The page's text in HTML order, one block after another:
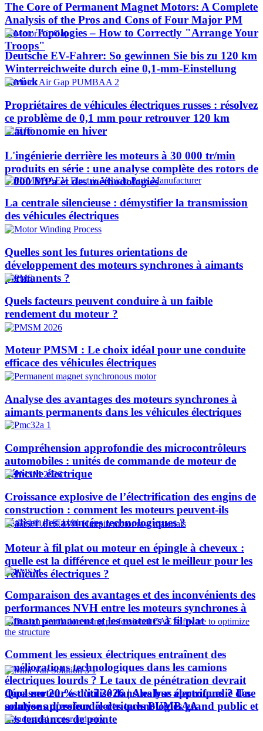
The Core of Permanent Magnet Motors: A Complete
Analysis of the Pros and Cons of Four Major PM
Rotor Topologies – How to Correctly "Arrange Your
Troops"
Deutsche EV-Fahrer: So gewinnen Sie bis zu 120 km
Winterreichweite durch eine 0,1-mm-Einstellung
zurück
Propriétaires de véhicules électriques russes : résolvez
ce problème de 0,1 mm pour retrouver 120 km
d'autonomie en hiver
L'ingénierie derrière les moteurs à 30 000 tr/min
produits en série : une analyse complète des rotors de
1 000 MPa et des méthodologies
La centrale silencieuse : démystifier la transmission
des véhicules électriques
Quelles sont les futures orientations de
développement des moteurs synchrones à aimants
permanents ?
Quels facteurs peuvent conduire à un faible
rendement du moteur ?
Moteur PMSM : Le choix idéal pour une conduite
efficace des véhicules électriques
Analyse des avantages des moteurs synchrones à
aimants permanents dans les véhicules électriques
Compréhension approfondie des microcontrôleurs
automobiles : unités de commande de moteur de
véhicule électrique
Croissance explosive de l’électrification des engins de
construction : comment les moteurs peuvent-ils
réaliser des avancées technologiques ?​
Moteur à fil plat ou moteur en épingle à cheveux :
quelle est la différence et quel est le meilleur pour les
véhicules électriques ?
Comparaison des avantages et des inconvénients des
performances NVH entre les moteurs synchrones à
aimant permanent et les moteurs à fil plat
Comment les essieux électriques entraînent des
améliorations technologiques dans les camions
électriques lourds ? Le taux de pénétration devrait
dépasser 20 % d’ici 2026 | Analyse approfondie des
solutions d'essieux électriques PUMBAA
Quel moteur est utilisé dans les bus électriques ? Une
analyse approfondie des technologies grand public et
des tendances de pointe